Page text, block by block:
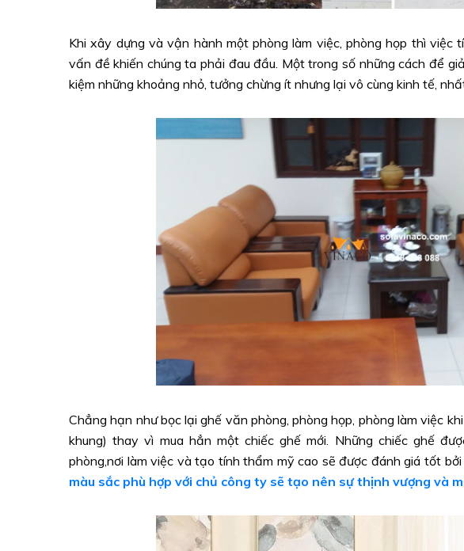
Khi xây dựng và vận hành một phòng làm việc, phòng họp thì việc
vấn đề khiến chúng ta phải đau đầu. Một trong số những cách để
kiệm những khoảng nhỏ, tưởng chừng ít nhưng lại vô cùng kinh tế,
Chẳng hạn như bọc lại ghế văn phòng, phòng họp, phòng làm việc
khung) thay vì mua hẳn một chiếc ghế mới. Những chiếc ghế
phòng,nơi làm việc và tạo tính thẩm mỹ cao sẽ được đánh giá tốt
màu sắc phù hợp với chủ công ty sẽ tạo nên sự thịnh vượng và